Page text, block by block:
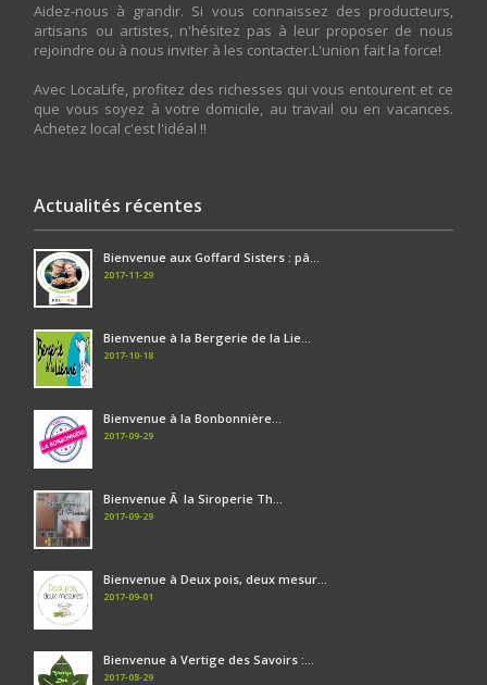
Aidez-nous à grandir. Si vous connaissez des producteurs,
artisans ou artistes, n'hésitez pas à leur proposer de nous
rejoindre ou à nous inviter à les contacter.L'union fait la force!
Avec LocaLife, profitez des richesses qui vous entourent et ce
que vous soyez à votre domicile, au travail ou en vacances.
Achetez local c'est l'idéal !!
Actualités récentes
Bienvenue aux Goffard Sisters : pâ...
2017-11-29
Bienvenue à la Bergerie de la Lie...
2017-10-18
Bienvenue à la Bonbonnière...
2017-09-29
Bienvenue Ã la Siroperie Th...
2017-09-29
Bienvenue à Deux pois, deux mesur...
2017-09-01
Bienvenue à Vertige des Savoirs :...
2017-08-29